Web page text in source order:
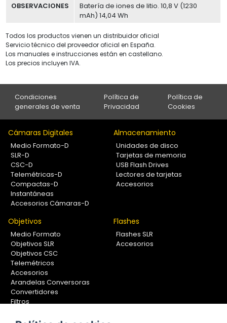
OBSERVACIONES
Batería de iones de litio. 10,8 V (1230
mAh) 14,04 Wh
Todos los productos vienen un distribuidor oficial
Servicio técnico del proveedor oficial en España.
Los manuales e instrucciones están en castellano.
Los precios incluyen IVA.
Condiciones
generales de venta
Política de
Privacidad
Política de
Cookies
Cámaras Digitales
Medio Formato-D
SLR-D
CSC-D
Telemétricas-D
Compactas-D
Instantáneas
Accesorios Cámaras-D
Almacenamiento
Unidades de disco
Tarjetas de memoria
USB Flash Drives
Lectores de tarjetas
Accesorios
Objetivos
Medio Formato
Objetivos SLR
Objetivos CSC
Telemétricos
Accesorios
Arandelas Conversoras
Convertidores
Filtros
Calibradores
Flashes
Flashes SLR
Accesorios